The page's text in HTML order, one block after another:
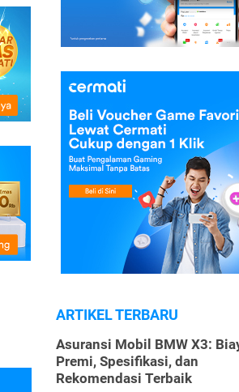
ARTIKEL TERBARU
Asuransi Mobil BMW X3:
Premi, Spesifikasi, dan
Rekomendasi Terbaik